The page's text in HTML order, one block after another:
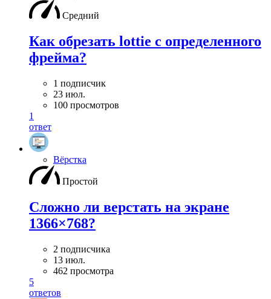
Средний
Как обрезать lottie с определенного
фрейма?
1 подписчик
23 июл.
100 просмотров
1
ответ
Вёрстка
Простой
Сложно ли верстать на экране
1366×768?
2 подписчика
13 июл.
462 просмотра
5
ответов